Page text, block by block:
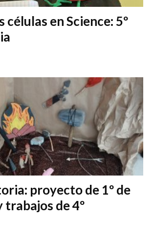
células en Science: 5º
proyecto de 1º de
trabajos de 4º